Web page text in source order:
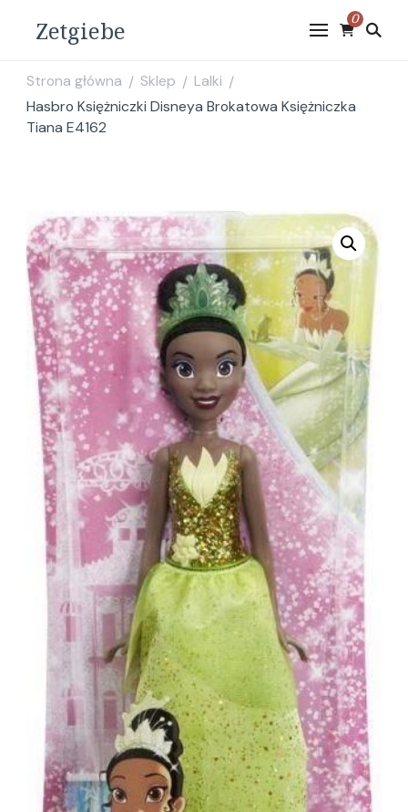
Zetgiebe 0
Strona główna / Sklep / Lalki /
Hasbro Księżniczki Disneya Brokatowa Księżniczka
Tiana E4162